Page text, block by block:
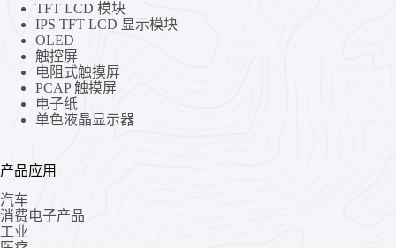
TFT LCD 模块
IPS TFT LCD 显示模块
OLED
触控屏
电阻式触摸屏
PCAP 触摸屏
电子纸
单色液晶显示器
产品应用
汽车
消费电子产品
工业